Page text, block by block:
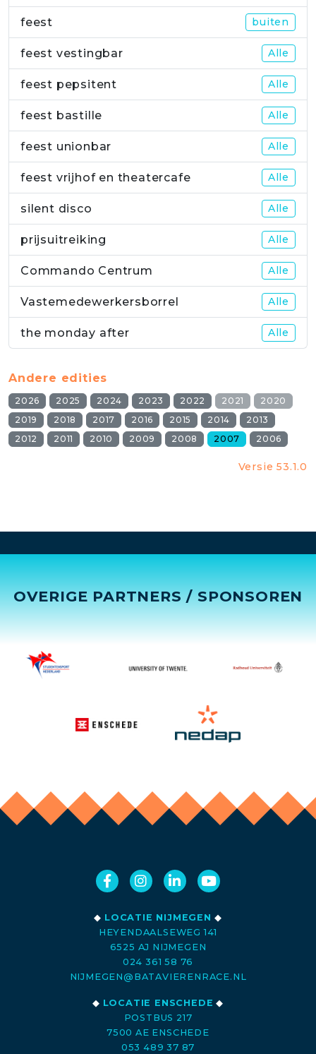
feest buiten
feest vestingbar Alle
feest pepsitent Alle
feest bastille Alle
feest unionbar Alle
feest vrijhof en theatercafe Alle
silent disco Alle
prijsuitreiking Alle
Commando Centrum Alle
Vastemedewerkersborrel Alle
the monday after Alle
Andere edities
2026 2025 2024 2023 2022 2021
2020
2019
2018 2017 2016 2015 2014
2013
2012
2011 2010 2009 2008 2007 2006
Versie 53.1.0
OVERIGE PARTNERS / SPONSOREN
◆ LOCATIE NIJMEGEN ◆
HEYENDAALSEWEG 141
6525 AJ NIJMEGEN
024 361 58 76
NIJMEGEN@BATAVIERENRACE.NL
◆ LOCATIE ENSCHEDE ◆
POSTBUS 217
7500 AE ENSCHEDE
053 489 37 87